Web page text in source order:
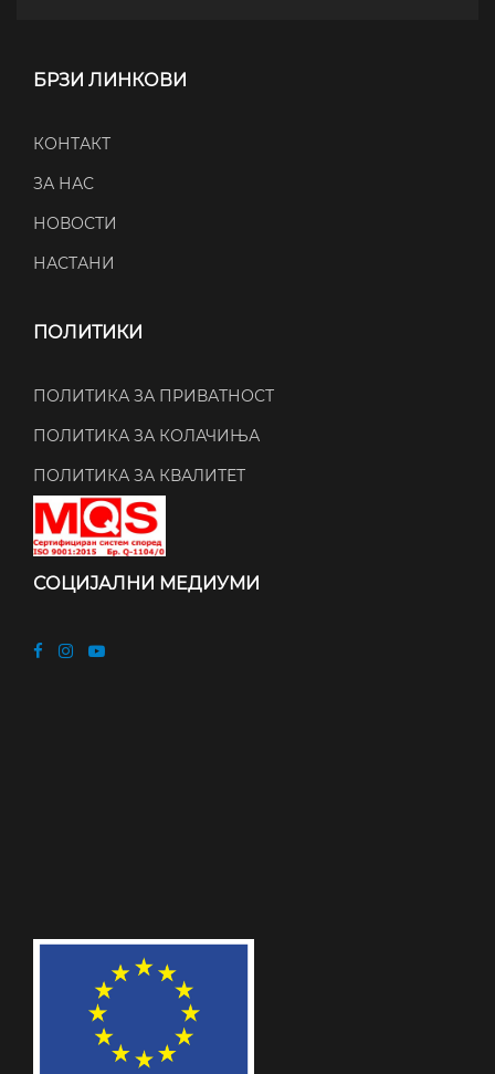
БРЗИ ЛИНКОВИ
КОНТАКТ
ЗА НАС
НОВОСТИ
НАСТАНИ
ПОЛИТИКИ
ПОЛИТИКА ЗА ПРИВАТНОСТ
ПОЛИТИКА ЗА КОЛАЧИЊА
ПОЛИТИКА ЗА КВАЛИТЕТ
СОЦИЈАЛНИ МЕДИУМИ